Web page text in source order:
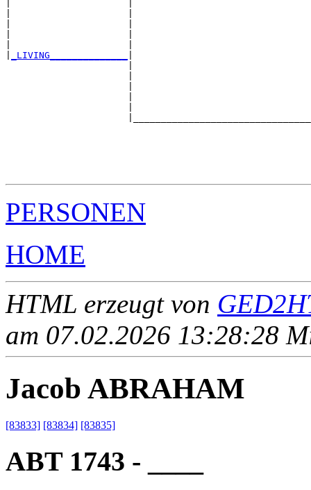
_LIVING______________
PERSONEN
HOME
HTML erzeugt von
am 07.02.2026 13:28:28
Jacob ABRAHAM
[83833] [83834] [83835]
ABT 1743 - ____